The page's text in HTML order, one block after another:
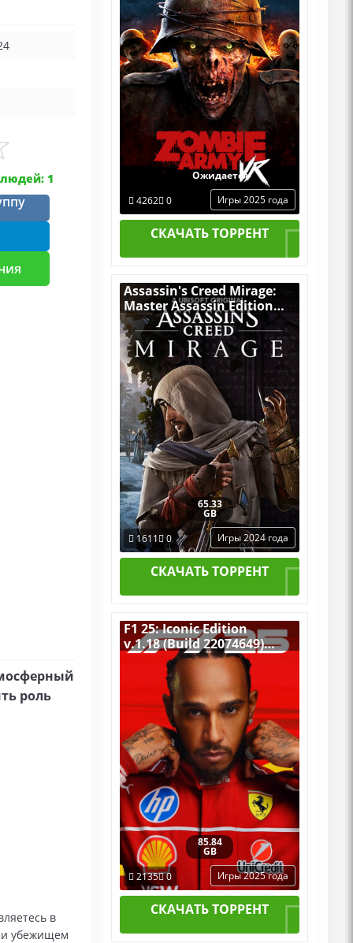
1
роль
в
и убежищем
Ожидается
4262 0 Игры 2025 года
СКАЧАТЬ ТОРРЕНТ
Assassin's Creed Mirage:
Master Assassin Edition
v.1.1.1 [RUS|ENG] (2024) PC
Пиратка Portable + All
DLCs
65.33
GB
1611
0 Игры 2024 года
СКАЧАТЬ ТОРРЕНТ
F1 25: Iconic Edition
v.1.18 (Build 22074649)
[RUS|ENG] (2025) PC
Пиратка Portable + All
85.84
GB
2135 0 Игры 2025 года
СКАЧАТЬ ТОРРЕНТ